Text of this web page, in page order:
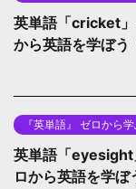
英単語「cricket」
から英語を学ぼう
『英単語』 ゼロから学
英単語「eyesight
ロから英語を学ぼ